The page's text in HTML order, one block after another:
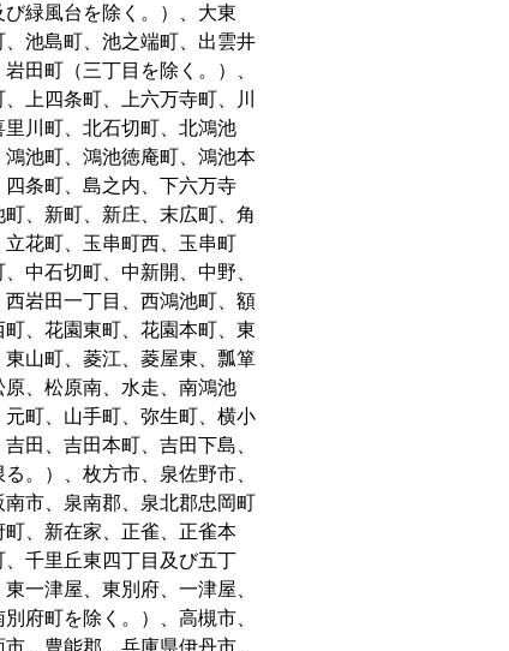
緑風台を除く。）、大東
池島町、池之端町、出雲井
田町（三丁目を除く。）、
上四条町、上六万寺町、川
川町、北石切町、北鴻池
池町、鴻池徳庵町、鴻池本
条町、島之内、下六万寺
、新町、新庄、末広町、角
花町、玉串町西、玉串町
中石切町、中新開、中野、
岩田一丁目、西鴻池町、額
、花園東町、花園本町、東
山町、菱江、菱屋東、瓢箪
、松原南、水走、南鴻池
町、山手町、弥生町、横小
田、吉田本町、吉田下島、
。）、枚方市、泉佐野市、
市、泉南郡、泉北郡忠岡町
、新在家、正雀、正雀本
千里丘東四丁目及び五丁
一津屋、東別府、一津屋、
府町を除く。）、高槻市、
、豊能郡、兵庫県伊丹市、